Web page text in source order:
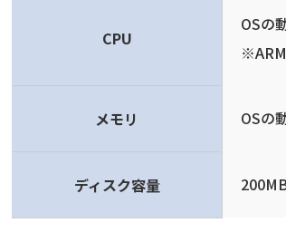
CPU
OSの
メモリ OSの
ディスク容量